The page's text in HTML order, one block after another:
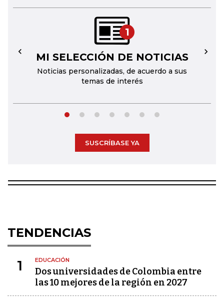
1
MI SELECCIÓN DE NOTICIAS
Noticias personalizadas, de acuerdo a sus
temas de interés
← →
SUSCRÍBASE YA
TENDENCIAS
1 EDUCACIÓN
Dos universidades de Colombia entre
las 10 mejores de la región en 2027